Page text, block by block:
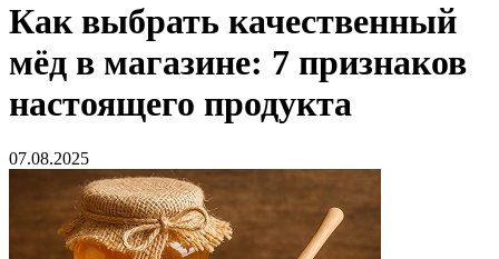
Как выбрать качественный
мёд в магазине: 7 признаков
настоящего продукта
07.08.2025